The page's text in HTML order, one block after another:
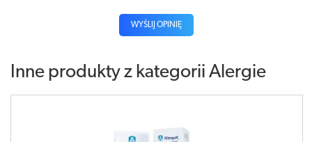
WYŚLIJ OPINIĘ
Inne produkty z kategorii Alergie